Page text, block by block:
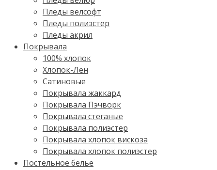
Пледы велсофт
Пледы полиэстер
Пледы акрил
Покрывала
100% хлопок
Хлопок-Лен
Сатиновые
Покрывала жаккард
Покрывала Пэчворк
Покрывала стеганые
Покрывала полиэстер
Покрывала хлопок вискоза
Покрывала хлопок полиэстер
Постельное белье